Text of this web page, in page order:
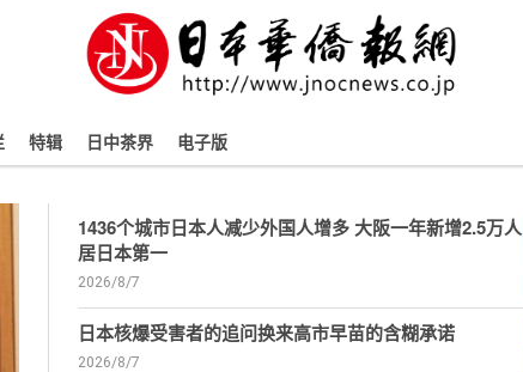
特辑 日中茶界 电子版
1436个城市日本人减少外国人增多 大阪一年新增2.5万人
居日本第一
2026/8/7
日本核爆受害者的追问换来高市早苗的含糊承诺
2026/8/7